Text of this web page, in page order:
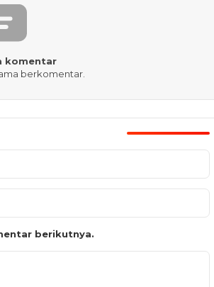
komentar
berkomentar.
berikutnya.